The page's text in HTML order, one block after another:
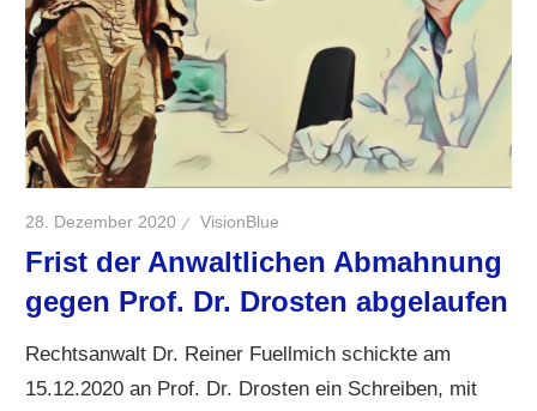
28. Dezember 2020 VisionBlue
Frist der Anwaltlichen Abmahnung
gegen Prof. Dr. Drosten abgelaufen
Rechtsanwalt Dr. Reiner Fuellmich schickte am
15.12.2020 an Prof. Dr. Drosten ein Schreiben, mit